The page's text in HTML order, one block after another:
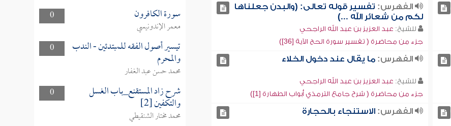
الفهرس: تفسير قوله تعالى: (والبدن جعلناها
لكم من شعائر الله ...)
للشيخ: عبد العزيز بن عبد الله الراجحي
جزء من محاضرة ( تفسير سورة الحج الآية [36])
الفهرس: ما يقال عند دخول الخلاء
للشيخ: عبد العزيز بن عبد الله الراجحي
جزء من محاضرة ( شرح جامع الترمذي أبواب الطهارة [1])
الفهرس: الاستنجاء بالحجارة
0 سورة الكافرون
معمر الإندونيسي
0
تيسير أصول الفقه للمبتدئين - الندب
والمحرم
محمد حسن عبد الغفار
0
شرح زاد المستقنع_باب الغسل
والتكفين [2]
محمد مختار الشنقيطي